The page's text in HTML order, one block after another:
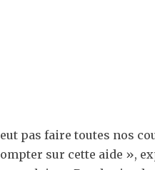
pas faire toutes nos
sur cette aide »,